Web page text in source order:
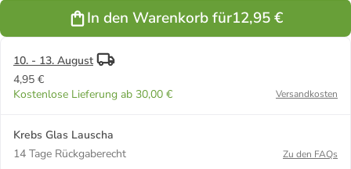
In den Warenkorb für12,95 €
10. - 13. August
4,95 €
Kostenlose Lieferung ab 30,00 €
Versandkosten
Krebs Glas Lauscha
14 Tage Rückgaberecht
Zu den FAQs